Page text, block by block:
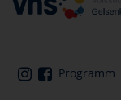
Programm